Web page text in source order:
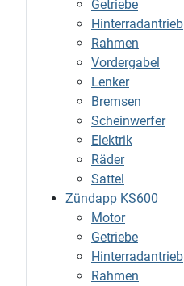
Getriebe
Hinterradantrieb
Rahmen
Vordergabel
Lenker
Bremsen
Scheinwerfer
Elektrik
Räder
Sattel
Zündapp KS600
Motor
Getriebe
Hinterradantrieb
Rahmen